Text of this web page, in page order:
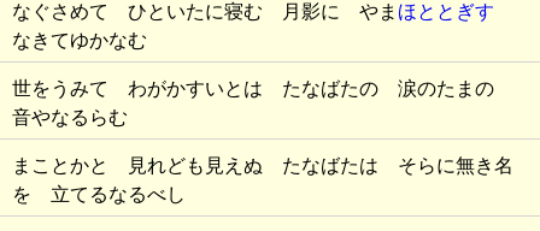
なぐさめて ひといたに寝む 月影に やま ほととぎす
なきてゆかなむ
世をうみて わがかすいとは たなばたの 涙のたまの
音やなるらむ
まことかと 見れども見えぬ たなばたは そらに無き名
を 立てるなるべし